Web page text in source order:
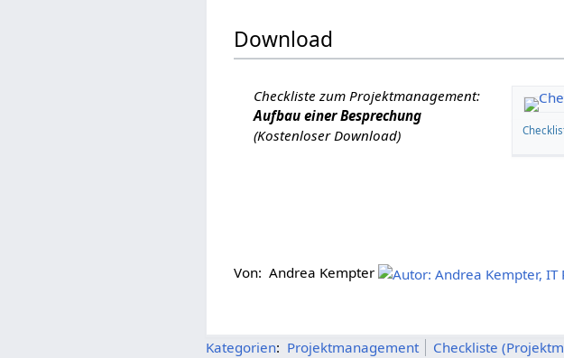
Download
Checkliste zum Projektmanagement:
Aufbau einer Besprechung
(Kostenloser Download)
Von: Andrea Kempter
Kategorien: Projektmanagement Checkliste